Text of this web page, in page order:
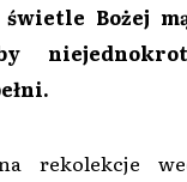
Bożej
rekolekcje